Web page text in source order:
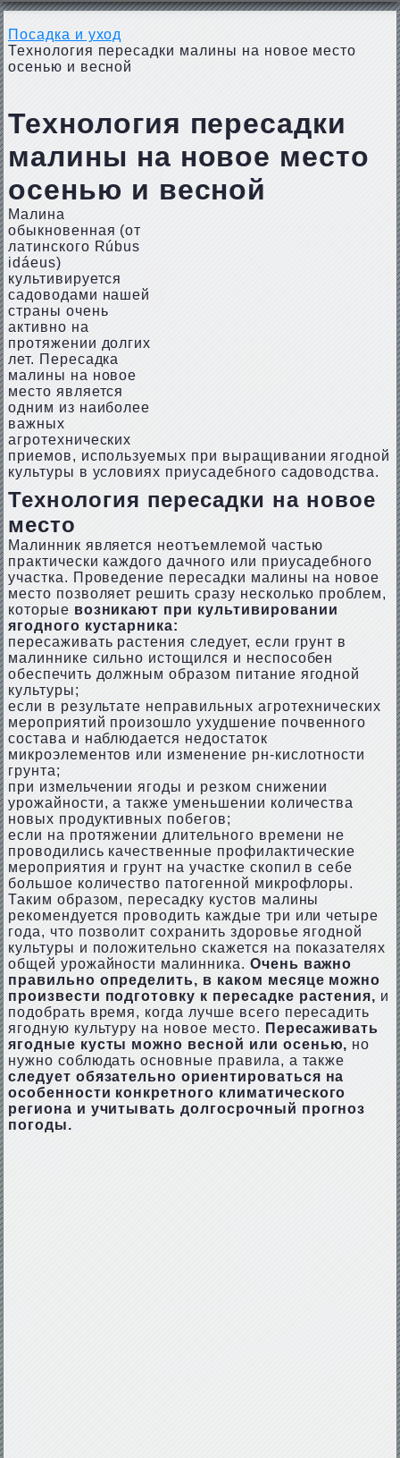
Посадка и уход
Технология пересадки малины на новое место
осенью и весной
Технология пересадки
малины на новое место
осенью и весной
Малина
обыкновенная (от
латинского Rúbus
idáeus)
культивируется
садоводами нашей
страны очень
активно на
протяжении долгих
лет. Пересадка
малины на новое
место является
одним из наиболее
важных
агротехнических
приемов, используемых при выращивании ягодной
культуры в условиях приусадебного садоводства.
Технология пересадки на новое
место
Малинник является неотъемлемой частью
практически каждого дачного или приусадебного
участка. Проведение пересадки малины на новое
место позволяет решить сразу несколько проблем,
которые возникают при культивировании
ягодного кустарника:
пересаживать растения следует, если грунт в
малиннике сильно истощился и неспособен
обеспечить должным образом питание ягодной
культуры;
если в результате неправильных агротехнических
мероприятий произошло ухудшение почвенного
состава и наблюдается недостаток
микроэлементов или изменение рн-кислотности
грунта;
при измельчении ягоды и резком снижении
урожайности, а также уменьшении количества
новых продуктивных побегов;
если на протяжении длительного времени не
проводились качественные профилактические
мероприятия и грунт на участке скопил в себе
большое количество патогенной микрофлоры.
Таким образом, пересадку кустов малины
рекомендуется проводить каждые три или четыре
года, что позволит сохранить здоровье ягодной
культуры и положительно скажется на показателях
общей урожайности малинника. Очень важно
правильно определить, в каком месяце можно
произвести подготовку к пересадке растения, и
подобрать время, когда лучше всего пересадить
ягодную культуру на новое место. Пересаживать
ягодные кусты можно весной или осенью, но
нужно соблюдать основные правила, а также
следует обязательно ориентироваться на
особенности конкретного климатического
региона и учитывать долгосрочный прогноз
погоды.